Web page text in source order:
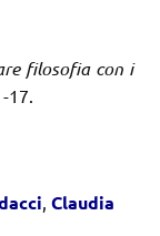
filosofia con i
17.
, Claudia